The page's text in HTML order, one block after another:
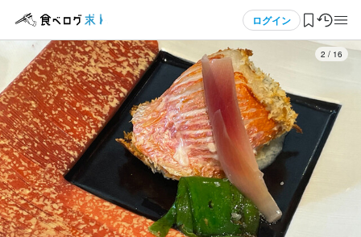
ログイン
ログイン・無料会員登録
食べログ求人TOP
求人検索
マイページ管理
3 / 16
応募画面へ進む
応募画面へ進む